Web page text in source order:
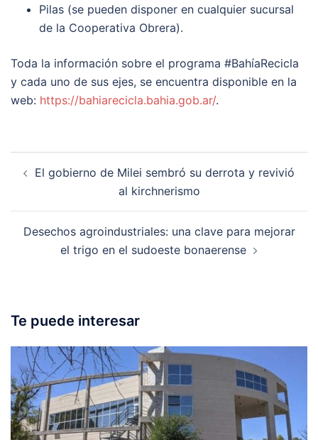
Pilas (se pueden disponer en cualquier sucursal
de la Cooperativa Obrera).
Toda la información sobre el programa #BahíaRecicla
y cada uno de sus ejes, se encuentra disponible en la
web: https://bahiarecicla.bahia.gob.ar/.
navigation
El gobierno de Milei sembró su derrota y revivió
al kirchnerismo
Desechos agroindustriales: una clave para mejorar
el trigo en el sudoeste bonaerense
Te puede interesar